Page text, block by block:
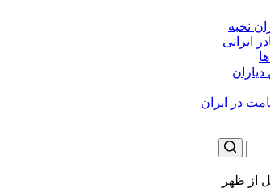
نخبه
ایرانی
در ایران